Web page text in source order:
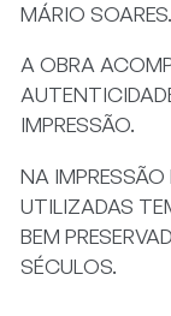
MÁRIO SOARES.
A OBRA
IMPRESSÃO.
NA
UTILIZADAS
BEM
SÉCULOS.